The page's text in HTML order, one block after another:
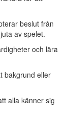
beslut från
av spelet.
och lära
bakgrund eller
alla känner sig